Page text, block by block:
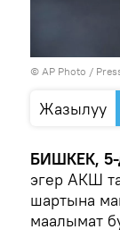
© AP Photo /
Жазылуу
БИШКЕК, 5-
эгер АКШ
шартына
маалымат